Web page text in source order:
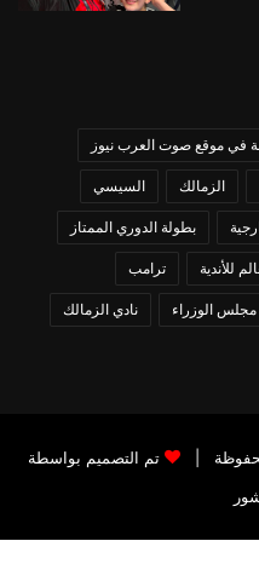
في موقع صوت العرب نيوز
الزمالك السيسي
بطولة الدوري الممتاز
للأندية ترامب
مجلس الوزراء نادي الزمالك
تم التصميم بواسطة